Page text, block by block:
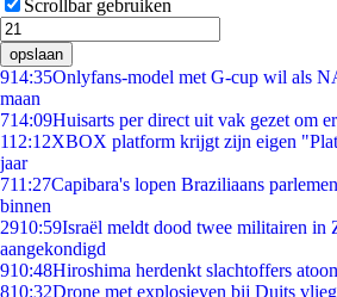
Scrollbar gebruiken
opslaan
914:35Onlyfans-model met G-cup wil als
maan
714:09Huisarts per direct uit vak gezet om
112:12XBOX platform krijgt zijn eigen
jaar
711:27Capibara's lopen Braziliaans
binnen
2910:59Israël meldt dood twee militairen in
aangekondigd
910:48Hiroshima herdenkt slachtoffers
810:32Drone met explosieven bij Duits